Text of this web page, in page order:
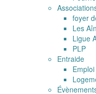
foyer
Les
Ligue
PLP
Entraide
Emploi